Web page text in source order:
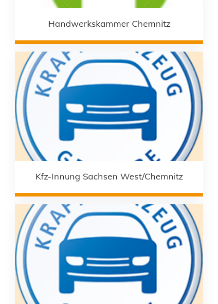
Handwerkskammer Chemnitz
Kfz-Innung Sachsen West/Chemnitz